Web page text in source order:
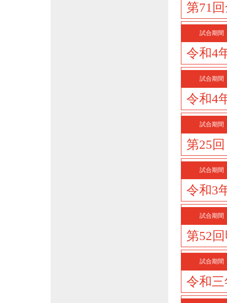
第71
試合期間
令和4
試合期間
令和4
試合期間
第25
試合期間
令和3
試合期間
第52
試合期間
令和